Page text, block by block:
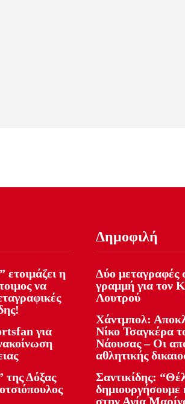
ετοιμάζει η
να
για
της Δόξας
Δημοφιλή
Δύο μεταγραφές
γραμμή για τον
Λουτρού
Χάντμπολ:
Νίκο Τσαγκέρα
Νάουσας – Οι
αθλητικής
Σαντικίδης:
δημιουργήσουμε
στην Αγία